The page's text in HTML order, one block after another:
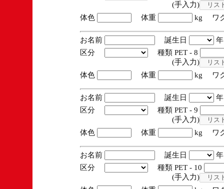
(手入力)
体色
体重 kg ワ
お名前 誕生日
区分
種類 PET - 8
(手入力)
体色
体重 kg ワ
お名前 誕生日
区分
種類 PET - 9
(手入力)
体色
体重 kg ワ
お名前 誕生日
区分
種類 PET - 10
(手入力)